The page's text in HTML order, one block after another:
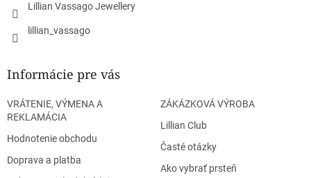
u
Lillian Vassago Jewellery
lillian_vassago
Informácie pre vás
VRÁTENIE, VÝMENA A
REKLAMÁCIA
Hodnotenie obchodu
Doprava a platba
ZÁKÁZKOVÁ VÝROBA
Lillian Club
Časté otázky
Ako vybrať prsteň